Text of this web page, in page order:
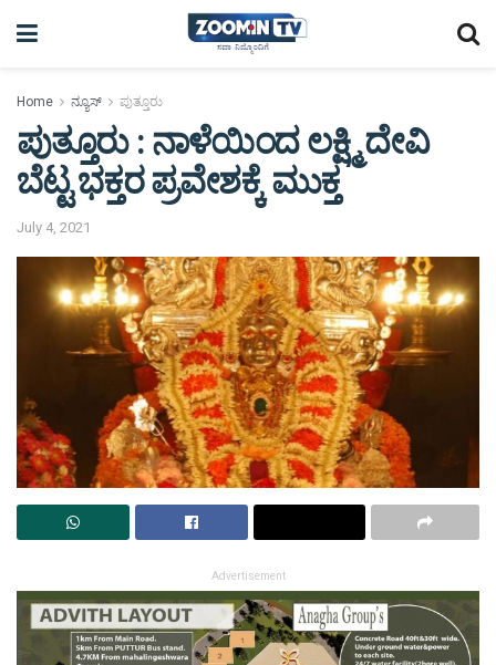
Home ನ್ಯೂಸ್ ಪುತ್ತೂರು
ಪುತ್ತೂರು : ನಾಳೆಯಿಂದ ಲಕ್ಷ್ಮಿ ದೇವಿ
ಬೆಟ್ಟ ಭಕ್ತರ ಪ್ರವೇಶಕ್ಕೆ ಮುಕ್ತ
July 4, 2021
Advertisement